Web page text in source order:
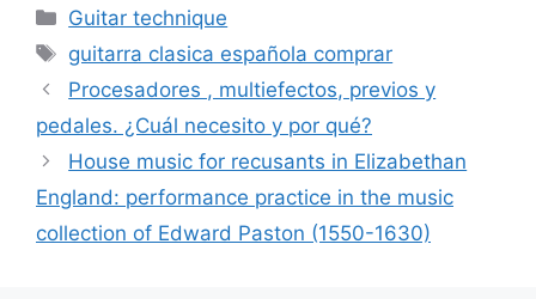
Categorías
Guitar technique
Etiquetas
guitarra clasica española comprar
Procesadores , multiefectos, previos y
pedales. ¿Cuál necesito y por qué?
House music for recusants in Elizabethan
England: performance practice in the music
collection of Edward Paston (1550-1630)